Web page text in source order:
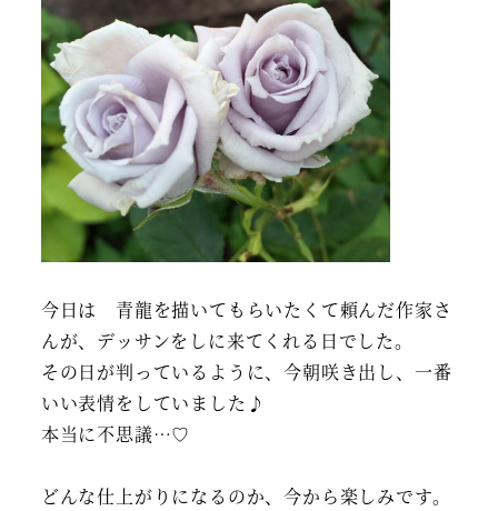
今日は 青龍を描いてもらいたくて頼んだ作家さ
んが、デッサンをしに来てくれる日でした。
その日が判っているように、今朝咲き出し、一番
いい表情をしていました♪
本当に不思議…♡
どんな仕上がりになるのか、今から楽しみです。